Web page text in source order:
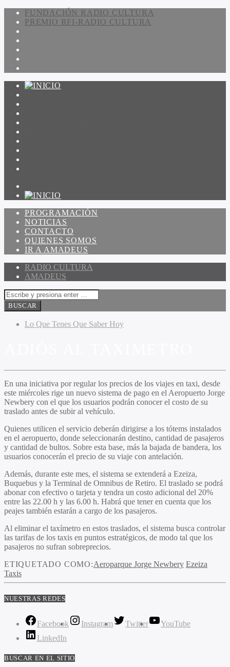
FUNDACIÓN RADIO CULTURA
PREMIO RFI-RADIO CULTURA
PROGRAMACIÓN
NOTICIAS
CONTACTO
QUIENES SOMOS
IR A AMADEUS
RADIO CULTURA
AMADEUS
Lo Que Tenes Que Saber Hoy
En una iniciativa por regular los precios de los viajes en taxi, desde
este miércoles rige un nuevo sistema de pago en el Aeropuerto Jorge
Newbery con el que los usuarios podrán conocer el costo de su
traslado antes de subir al vehículo.
Quienes utilicen el servicio deberán dirigirse a los tótems instalados
en el aeropuerto, donde seleccionarán destino, cantidad de pasajeros
y cantidad de bultos. Sobre esta base, más la bajada de bandera, los
usuarios conocerán el precio de su viaje con antelación.
Además, durante este mes, el sistema se extenderá a Ezeiza,
Buquebus y la Terminal de Omnibus de Retiro. El traslado se podrá
abonar con efectivo o tarjeta y tendra un costo adicional del 20%
entre las 22.00 h y las 6.00 h. Habrá que tener en cuenta que los
peajes también estarán a cargo de los pasajeros.
Al eliminar el taxímetro en estos traslados, el sistema busca controlar
las tarifas de los taxis en puntos estratégicos, de modo tal que los
pasajeros no sufran sobreprecios.
ETIQUETADO COMO:Aeroparque Jorge Newbery Ezeiza
Taxis
NUESTRAS REDES
Facebook Instagram Twitter
YouTube
LinkedIn
BUSCAR EN EL SITIO